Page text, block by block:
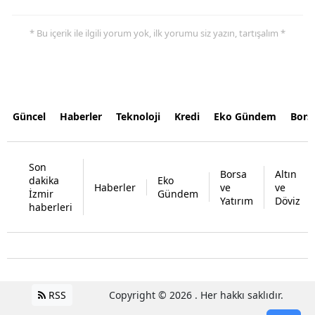
* Bu içerik ile ilgili yorum yok, ilk yorumu siz yazın, tartışalım *
Güncel Haberler Teknoloji Kredi Eko Gündem
Son
dakika
İzmir
haberleri
Haberler
Eko
Gündem
Borsa
ve
Yatırım
Altın
ve
Döviz
RSS Copyright © 2026 . Her hakkı saklıdır.